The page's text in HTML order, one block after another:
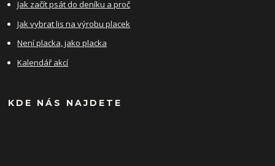
Jak začít psát do deníku a proč
Jak vybrat lis na výrobu placek
Není placka, jako placka
Kalendář akcí
KDE NÁS NAJDETE